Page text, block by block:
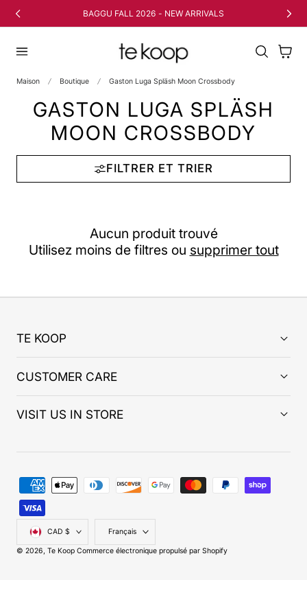
AU CONTENUBAGGU FALL 2026 - NEW ARRIVALS
Panier
Maison Boutique Gaston Luga Spläsh Moon Crossbody
GASTON LUGA SPLÄSH
MOON CROSSBODY
FILTRER ET TRIER
Aucun produit trouvé
Utilisez moins de filtres ou supprimer tout
TE KOOP
CUSTOMER CARE
VISIT US IN STORE
Pays/région
CAD $ Français
© 2026, Te Koop Commerce électronique propulsé par Shopify
paiement